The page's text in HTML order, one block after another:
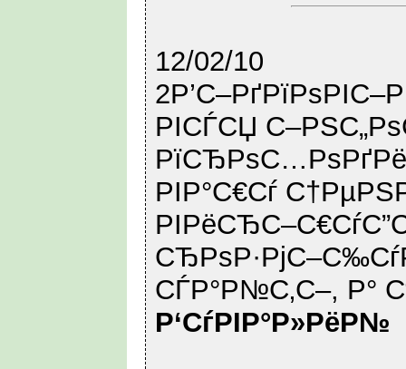
12/02/10
РІСЃСЏ
РІР°С€Сѓ
СЃР°Р№С‚С–, Р°
Р‘СѓРІР°Р»РёР№